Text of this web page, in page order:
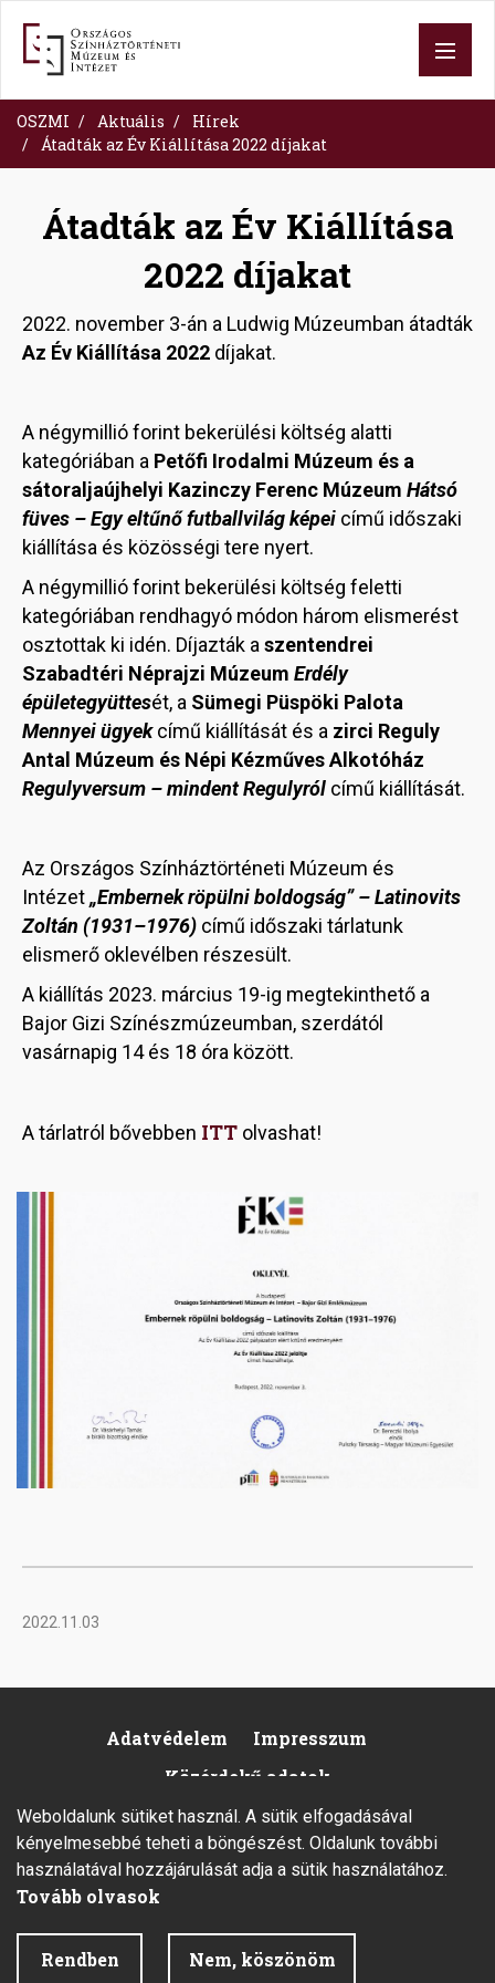
tartalomra
OSZMI Aktuális
Hírek
Átadták az Év Kiállítása 2022 díjakat
Átadták az Év Kiállítása
2022 díjakat
2022. november 3-án a Ludwig Múzeumban átadták
Az Év Kiállítása 2022 díjakat.
A négymillió forint bekerülési költség alatti
kategóriában a Petőfi Irodalmi Múzeum és a
sátoraljaújhelyi Kazinczy Ferenc Múzeum Hátsó
füves – Egy eltűnő futballvilág képei című időszaki
kiállítása és közösségi tere nyert.
A négymillió forint bekerülési költség feletti
kategóriában rendhagyó módon három elismerést
osztottak ki idén. Díjazták aszentendrei
Szabadtéri Néprajzi Múzeum Erdély
épületegyüttesét, a Sümegi Püspöki Palota
Mennyei ügyekcímű kiállítását és a zirci Reguly
Antal Múzeum és Népi Kézműves Alkotóház
Regulyversum – mindent Regulyról című kiállítását.
Az Országos Színháztörténeti Múzeum és
Intézet„Embernek röpülni boldogság” – Latinovits
Zoltán (1931–1976) című időszaki tárlatunk
elismerő oklevélben részesült.
A kiállítás 2023. március 19-ig megtekinthető a
Bajor Gizi Színészmúzeumban, szerdától
vasárnapig 14 és 18 óra között.
A tárlatról bővebben ITT olvashat!
Image
2022.11.03
Footer
Adatvédelem
Impresszum
Közérdekű adatok
Fejlesztette az Integral Vision Kft.
Weboldalunk sütiket használ. A sütik elfogadásával
kényelmesebbé teheti a böngészést. Oldalunk további
használatával hozzájárulását adja a sütik használatához.
Tovább olvasok
Rendben Nem, köszönöm